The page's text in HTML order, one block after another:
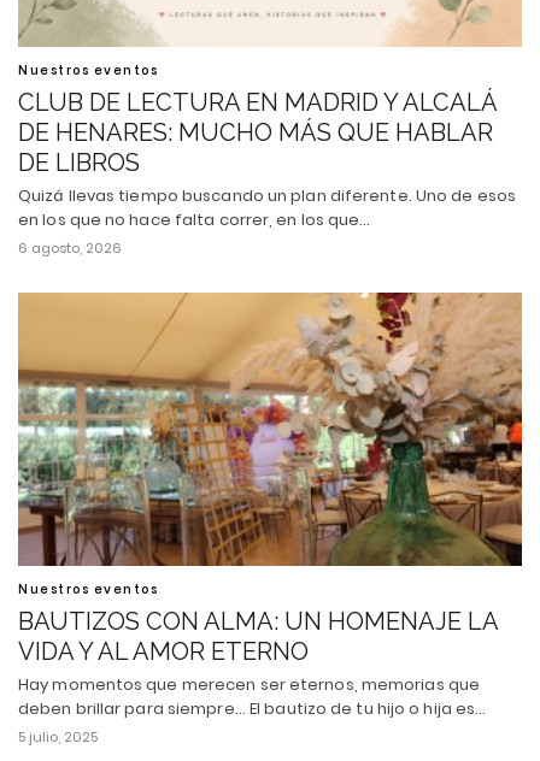
Nuestros eventos
CLUB DE LECTURA EN MADRID Y ALCALÁ
DE HENARES: MUCHO MÁS QUE HABLAR
DE LIBROS
Quizá llevas tiempo buscando un plan diferente. Uno de esos
en los que no hace falta correr, en los que…
6 agosto, 2026
Nuestros eventos
BAUTIZOS CON ALMA: UN HOMENAJE LA
VIDA Y AL AMOR ETERNO
Hay momentos que merecen ser eternos, memorias que
deben brillar para siempre... El bautizo de tu hijo o hija es…
5 julio, 2025